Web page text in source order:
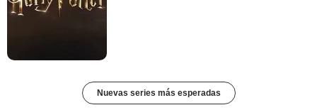
Nuevas series más esperadas